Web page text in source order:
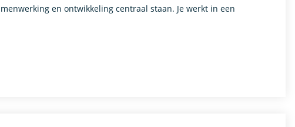
en ontwikkeling centraal staan. Je werkt in een